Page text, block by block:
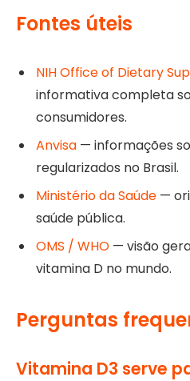
Fontes úteis
NIH Office of Dietary
informativa completa
consumidores.
Anvisa — informações
regularizados no Brasil.
Ministério da Saúde —
saúde pública.
OMS / WHO — visão
vitamina D no mundo.
Perguntas
Vitamina D3 serve